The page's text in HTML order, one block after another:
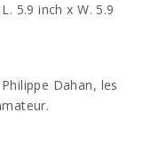
5.9 inch x W. 5.9
Dahan, les